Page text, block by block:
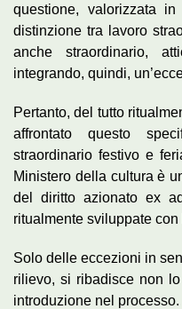
questione, valorizzata
distinzione tra lavoro
anche straordinario,
integrando, quindi,
Pertanto, del tutto
affrontato questo
straordinario festivo e
Ministero della cultura è
del diritto azionato ex
ritualmente sviluppate con
Solo delle eccezioni in
rilievo, si ribadisce non
introduzione nel processo.